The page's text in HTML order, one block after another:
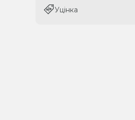
Уцінка
Уцінка